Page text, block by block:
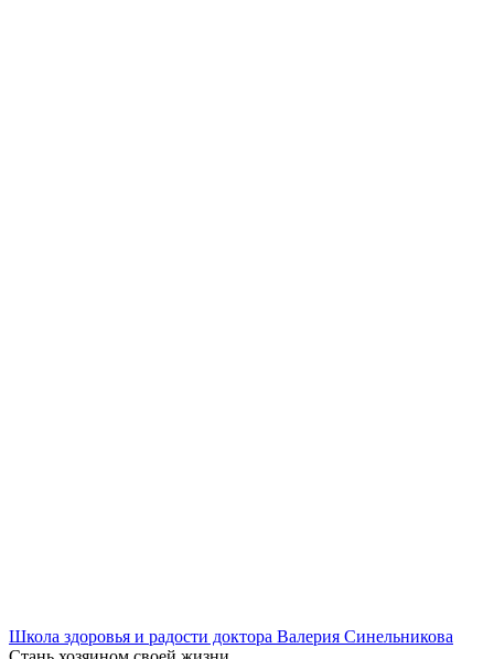
Школа здоровья и радости доктора Валерия Синельникова